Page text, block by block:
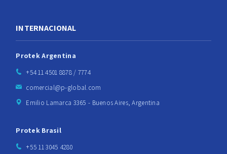
INTERNACIONAL
Protek Argentina
+54 11 4501 8878 / 7774
comercial@p-global.com
Emilio Lamarca 3365 - Buenos Aires, Argentina
Protek Brasil
+55 11 3045 4280